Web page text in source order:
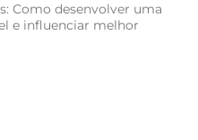
Como desenvolver uma
e influenciar melhor